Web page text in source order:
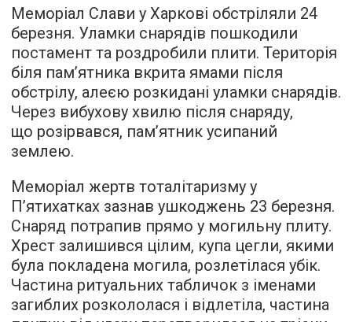
Меморіал Слави у Харкові обстріляли 24
березня. Уламки снарядів пошкодили
постамент та роздробили плити. Територія
біля пам’ятника вкрита ямами після
обстрілу, алеєю розкидані уламки снарядів.
Через вибухову хвилю після снаряду,
що розірвався, пам’ятник усипаний
землею.
Меморіал жертв тоталітаризму у
П’ятихатках зазнав ушкоджень 23 березня.
Снаряд потрапив прямо у могильну плиту.
Хрест залишився цілим, купа цегли, якими
була покладена могила, розлетілася убік.
Частина ритуальних табличок з іменами
загиблих розкололася і відлетіла, частина